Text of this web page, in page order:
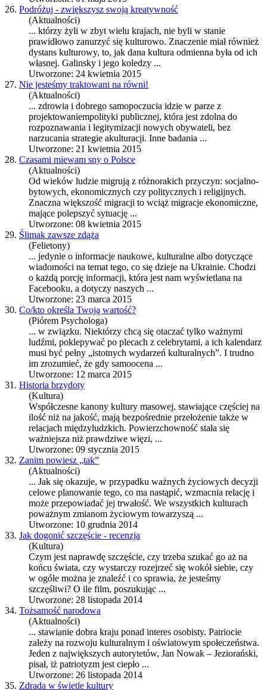
26. Podróżuj - zwiększysz swoją kreatywność
(Aktualności)
... którzy żyli w zbyt wielu krajach, nie byli w stanie
prawidłowo zanurzyć się kulturowo. Znaczenie miał również
dystans kulturowy, to, jak dana kultura odmienna była od ich
własnej. Galinsky i jego koledzy ...
Utworzone: 24 kwietnia 2015
27. Nie jesteśmy traktowani na równi!
(Aktualności)
... zdrowia i dobrego samopoczucia idzie w parze z
projektowaniempolityki publicznej, która jest zdolna do
rozpoznawania i legitymizacji nowych obywateli, bez
narzucania strategie akulturacji. Inne badania ...
Utworzone: 21 kwietnia 2015
28. Czasami miewam sny o Polsce
(Aktualności)
Od wieków ludzie migrują z różnorakich przyczyn: socjalno-
bytowych, ekonomicznych czy politycznych i religijnych.
Znaczna większość migracji to wciąż migracje ekonomiczne,
mające polepszyć sytuację ...
Utworzone: 08 kwietnia 2015
29. Ślimak zawsze zdąża
(Felietony)
... jedynie o informacje naukowe, kulturalne albo dotyczące
wiadomości na temat tego, co się dzieje na Ukrainie. Chodzi
o każdą porcję informacji, która jest nam wyświetlana na
Facebooku, a dotyczy naszych ...
Utworzone: 23 marca 2015
30. Co/kto określa Twoją wartość?
(Piórem Psychologa)
... w związku. Niektórzy chcą się otaczać tylko ważnymi
ludźmi, poklepywać po plecach z celebrytami, a ich kalendarz
musi być pełny „istotnych wydarzeń kulturalnych”. I trudno
im zrozumieć, że gdy samoocena ...
Utworzone: 12 marca 2015
31. Historia brzydoty
(Kultura)
Współczesne kanony kultury masowej, stawiające częściej na
ilość niż na jakość, mają bezpośrednie przełożenie także w
relacjach międzyludzkich. Powierzchowność stała się
ważniejsza niż prawdziwe więzi, ...
Utworzone: 09 stycznia 2015
32. Zanim powiesz „tak”
(Aktualności)
... Jak się okazuje, w przypadku ważnych życiowych decyzji
celowe planowanie tego, co ma nastąpić, wzmacnia relację i
może przepowiadać jej trwałość. We wszystkich kulturach
poważnym zmianom życiowym towarzyszą ...
Utworzone: 10 grudnia 2014
33. Jak dogonić szczęście - recenzja
(Kultura)
Czym jest naprawdę szczęście, czy trzeba szukać go aż na
końcu świata, czy wystarczy rozejrzeć się wokół siebie, czy
w ogóle można je znaleźć i co sprawia, że jesteśmy
szczęśliwi? O ile film, poszukując ...
Utworzone: 28 listopada 2014
34. Tożsamość narodowa
(Aktualności)
... stawianie dobra kraju ponad interes osobisty. Patriocie
zależy na rozwoju kulturalnym i oświatowym społeczeństwa.
Jeden z największych autorytetów, Jan Nowak – Jeziorański,
pisał, iż patriotyzm jest ciepło ...
Utworzone: 26 listopada 2014
35. Zdrada w świetle kultury